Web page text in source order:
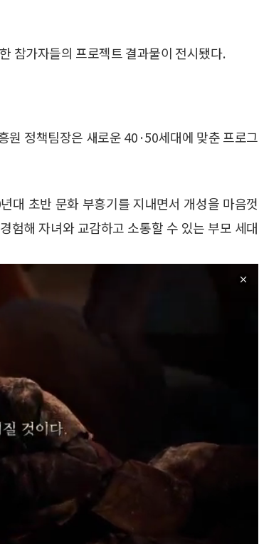
참가자들의 프로젝트 결과물이 전시됐다.
원 정책팀장은 새로운 40·50세대에 맞춘 프로그
대 초반 문화 부흥기를 지내면서 개성을 마음껏
험해 자녀와 교감하고 소통할 수 있는 부모 세대